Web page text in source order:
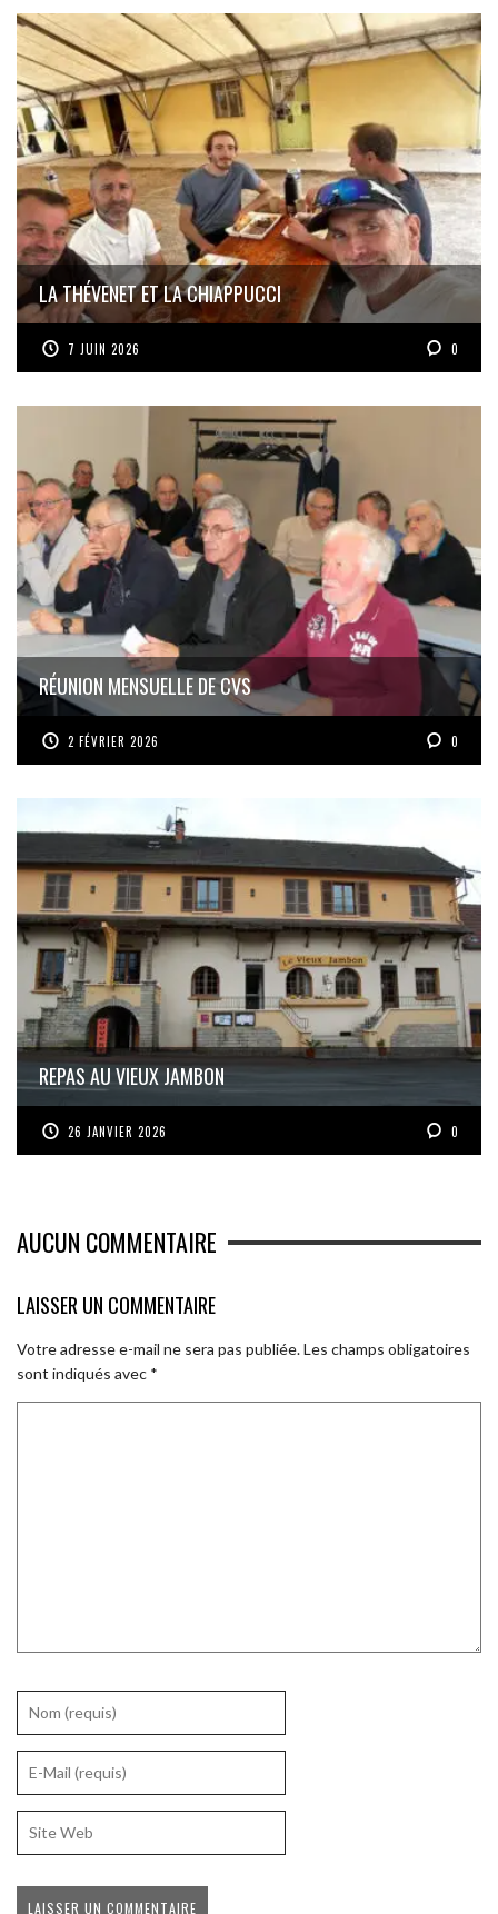
LA THÉVENET ET LA CHIAPPUCCI
7 JUIN 2026 0
RÉUNION MENSUELLE DE CVS
2 FÉVRIER 2026 0
REPAS AU VIEUX JAMBON
26 JANVIER 2026 0
AUCUN COMMENTAIRE
LAISSER UN COMMENTAIRE
Votre adresse e-mail ne sera pas publiée.Les champs obligatoires
sont indiqués avec *